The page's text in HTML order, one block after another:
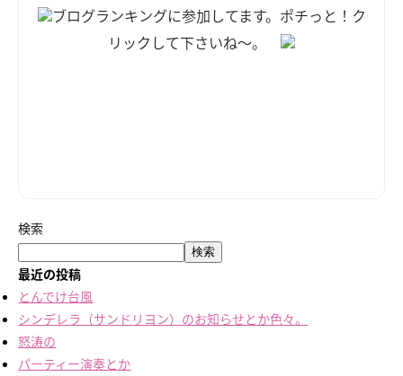
ブログランキングに参加してます。ポチっと！ク
リックして下さいね～。
検索
検索
最近の投稿
とんでけ台風
シンデレラ（サンドリヨン）のお知らせとか色々。
怒涛の
パーティー演奏とか